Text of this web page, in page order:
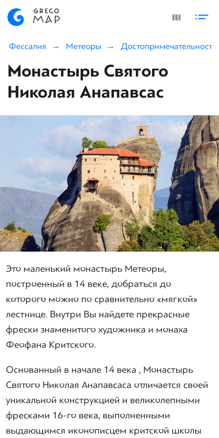
Фессалия Метеоры Достопримечательности
Монастырь Святого
Николая Анапавсас
Это маленький монастырь Метеоры,
построенный в 14 веке, добраться до
которого можно по сравнительно «мягкой»
лестнице. Внутри Вы найдете прекрасные
фрески знаменитого художника и монаха
Феофана Критского.
Основанный в начале 14 века , Монастырь
Святого Николая Анапавсаса отличается своей
уникальной конструкцией и великолепными
фресками 16-го века, выполненными
выдающимся иконописцем критской школы